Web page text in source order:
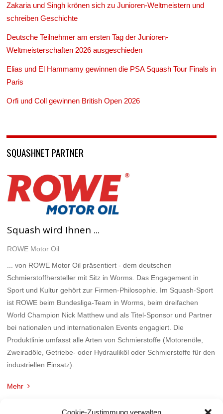
Cookie-Zustimmung verwalten
Zakaria und Singh krönen sich zu Junioren-Weltmeistern und
schreiben Geschichte
Deutsche Teilnehmer am ersten Tag der Junioren-
Weltmeisterschaften 2026 ausgeschieden
Elias und El Hammamy gewinnen die PSA Squash Tour Finals in
Paris
Orfi und Coll gewinnen British Open 2026
SQUASHNET PARTNER
Squash wird Ihnen ...
ROWE Motor Oil
... von ROWE Motor Oil präsentiert - dem deutschen
Schmierstoffhersteller mit Sitz in Worms. Das Engagement in
Sport und Kultur gehört zur Firmen-Philosophie. Im Squash-Sport
ist ROWE beim Bundesliga-Team in Worms, beim dreifachen
World Champion Nick Matthew und als Titel-Sponsor und Partner
bei nationalen und internationalen Events engagiert. Die
Produktlinie umfasst alle Arten von Schmierstoffe (Motorenöle,
Zweiradöle, Getriebe- oder Hydrauliköl oder Schmierstoffe für den
industriellen Einsatz).
Mehr